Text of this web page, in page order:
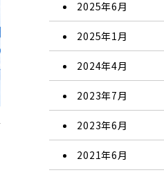
2025年6月
2025年1月
2024年4月
2023年7月
2023年6月
2021年6月